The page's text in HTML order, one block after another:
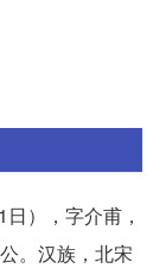
），字介甫，
。汉族，北宋